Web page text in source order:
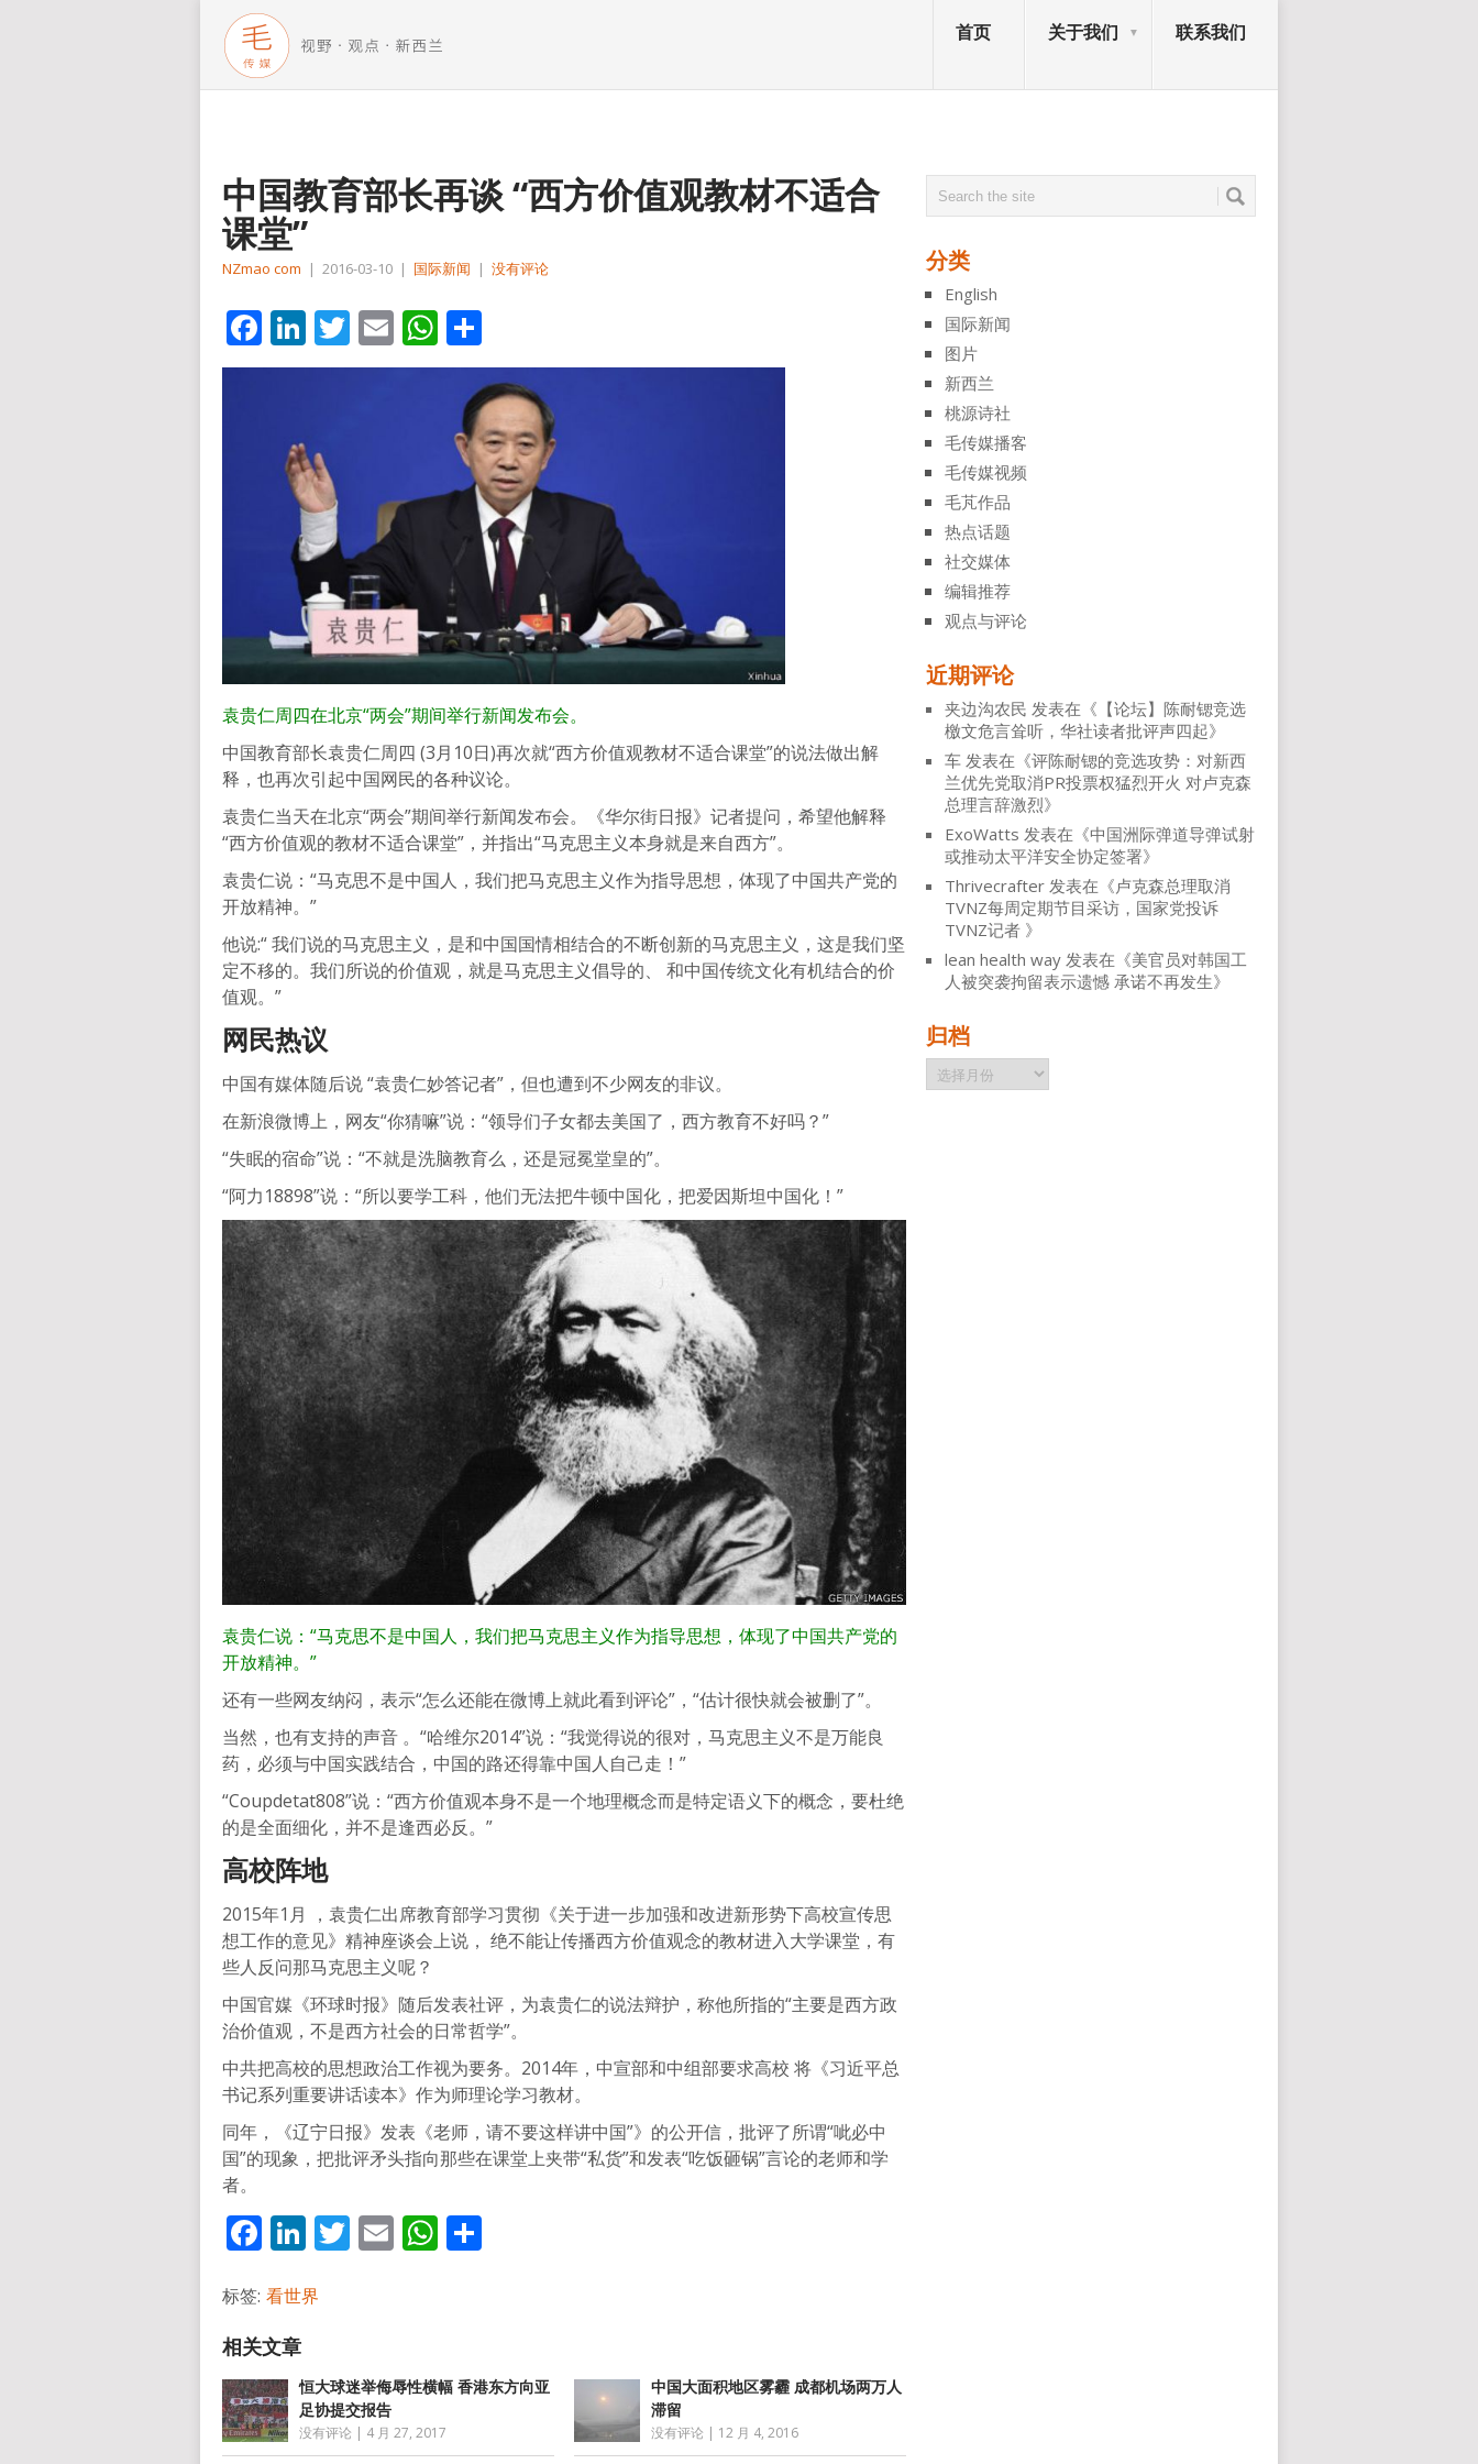
首页 关于我们 联系我们
中国教育部长再谈 “西方价值观教材不适合
课堂”
NZmao com | 2016-03-10 | 国际新闻 | 没有评论
Facebook
LinkedIn
Twitter
EmailWhatsApp
享
袁贵仁周四在北京“两会”期间举行新闻发布会。
中国教育部长袁贵仁周四 (3月10日)再次就“西方价值观教材不适合课堂”的说法做出解
释，也再次引起中国网民的各种议论。
袁贵仁当天在北京“两会”期间举行新闻发布会。《华尔街日报》记者提问，希望他解释
“西方价值观的教材不适合课堂”，并指出“马克思主义本身就是来自西方”。
袁贵仁说：“马克思不是中国人，我们把马克思主义作为指导思想，体现了中国共产党的
开放精神。”
他说:“ 我们说的马克思主义，是和中国国情相结合的不断创新的马克思主义，这是我们坚
定不移的。我们所说的价值观，就是马克思主义倡导的、 和中国传统文化有机结合的价
值观。”
网民热议
中国有媒体随后说 “袁贵仁妙答记者”，但也遭到不少网友的非议。
在新浪微博上，网友“你猜嘛”说：“领导们子女都去美国了，西方教育不好吗？”
“失眠的宿命”说：“不就是洗脑教育么，还是冠冕堂皇的”。
“阿力18898”说：“所以要学工科，他们无法把牛顿中国化，把爱因斯坦中国化！”
袁贵仁说：“马克思不是中国人，我们把马克思主义作为指导思想，体现了中国共产党的
开放精神。”
还有一些网友纳闷，表示“怎么还能在微博上就此看到评论”，“估计很快就会被删了”。
当然，也有支持的声音 。“哈维尔2014”说：“我觉得说的很对，马克思主义不是万能良
药，必须与中国实践结合，中国的路还得靠中国人自己走！”
“Coupdetat808”说：“西方价值观本身不是一个地理概念而是特定语义下的概念，要杜绝
的是全面细化，并不是逢西必反。”
高校阵地
2015年1月 ，袁贵仁出席教育部学习贯彻《关于进一步加强和改进新形势下高校宣传思
想工作的意见》精神座谈会上说， 绝不能让传播西方价值观念的教材进入大学课堂，有
些人反问那马克思主义呢？
中国官媒《环球时报》随后发表社评，为袁贵仁的说法辩护，称他所指的“主要是西方政
治价值观，不是西方社会的日常哲学”。
中共把高校的思想政治工作视为要务。2014年，中宣部和中组部要求高校 将《习近平总
书记系列重要讲话读本》作为师理论学习教材。
同年，《辽宁日报》发表《老师，请不要这样讲中国”》的公开信，批评了所谓“呲必中
国”的现象，把批评矛头指向那些在课堂上夹带“私货”和发表“吃饭砸锅”言论的老师和学
者。
Facebook
LinkedIn
Twitter
EmailWhatsApp
标签: 看世界
恒大球迷举侮辱性横幅 香港东方向亚
足协提交报告
没有评论 | 4 月 27, 2017
中国大面积地区雾霾 成都机场两万人
滞留
没有评论 | 12 月 4, 2016
分类
English
国际新闻
图片
新西兰
桃源诗社
毛传媒播客
毛传媒视频
毛芃作品
热点话题
社交媒体
编辑推荐
观点与评论
近期评论
夹边沟农民 发表在《 【论坛】陈耐锶竞选
檄文危言耸听，华社读者批评声四起》
车 发表在《评陈耐锶的竞选攻势：对新西
兰优先党取消PR投票权猛烈开火 对卢克森
总理言辞激烈》
ExoWatts 发表在《中国洲际弹道导弹试射
或推动太平洋安全协定签署》
Thrivecrafter 发表在《卢克森总理取消
TVNZ每周定期节目采访，国家党投诉
TVNZ记者 》
lean health way 发表在《美官员对韩国工
人被突袭拘留表示遗憾 承诺不再发生》
归档
归
档